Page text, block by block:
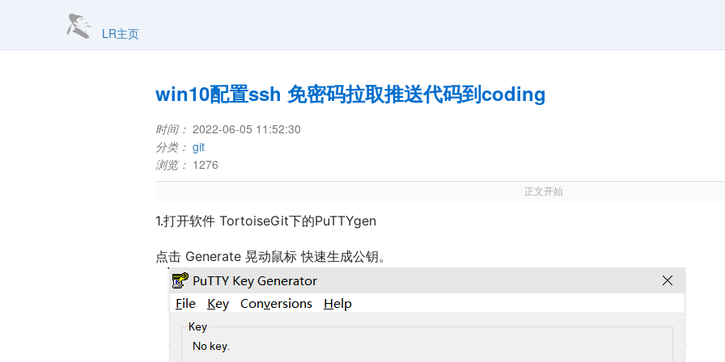
LR主页
win10配置ssh 免密码拉取推送代码到coding
时间： 2022-06-05 11:52:30
分类： git
浏览： 1276
正文开始
1.打开软件 TortoiseGit下的PuTTYgen
点击 Generate 晃动鼠标 快速生成公钥。